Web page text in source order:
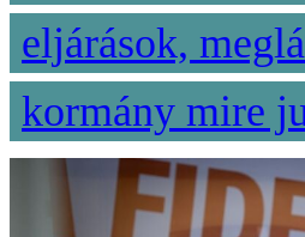
eljárások,
kormány mire